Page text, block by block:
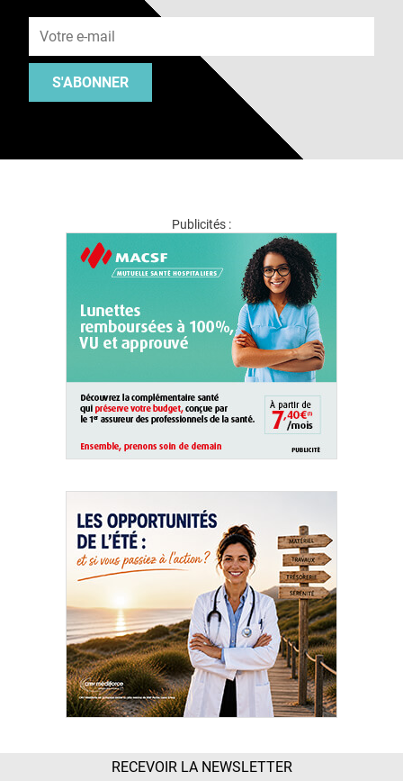
S'ABONNER
Publicités :
RECEVOIR LA NEWSLETTER